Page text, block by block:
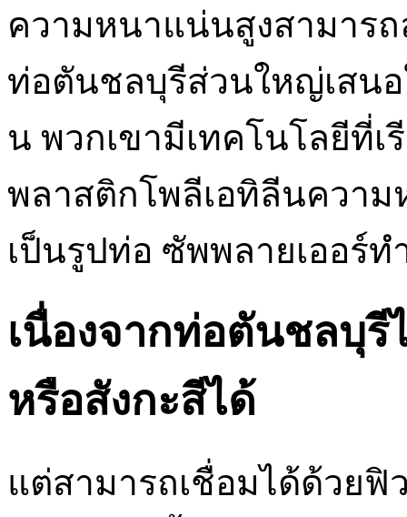
ความหนาแน่นสูงสามาร
ท่อตันชลบุรีส่วนใหญ่เสน
น พวกเขามีเทคโนโลยีที่
พลาสติกโพลีเอทิลีนควา
เป็นรูปท่อ ซัพพลายเออร์
เนื่องจากท่อตันชลบุรี
หรือสังกะสีได้
แต่สามารถเชื่อมได้ด้วยฟิ